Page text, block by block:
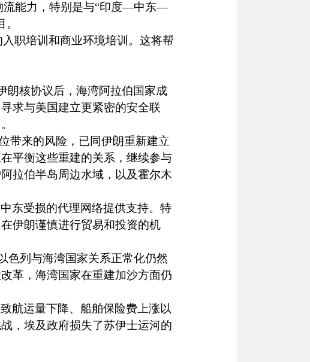
流能力，特别是与“印度—中东—
职培训和商业环境培训。这将帮
朗核协议后，海湾阿拉伯国家成
求与美国建立更紧密的安全联
带来的风险，已同伊朗重新建立
平衡这些重建的关系，继续参与
拉伯半岛周边水域，以及霍尔木
东受损的代理网络提供支持。特
伊朗谨慎进行贸易和投资的机
色列与海湾国家关系正常化仍然
革，海湾国家在重建加沙方面仍
航运量下降、船舶保险费上涨以
，埃及政府损失了苏伊士运河的